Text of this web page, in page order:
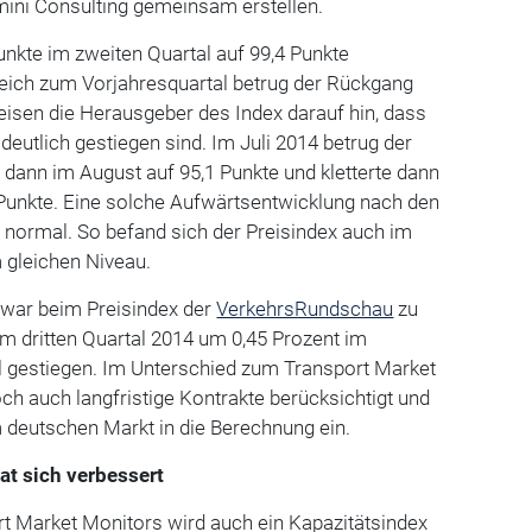
Consulting gemeinsam erstellen.
im zweiten Quartal auf 99,4 Punkte
zum Vorjahresquartal betrug der Rückgang
die Herausgeber des Index darauf hin, dass
gestiegen sind. Im Juli 2014 betrug der
im August auf 95,1 Punkte und kletterte dann
Eine solche Aufwärtsentwicklung nach den
So befand sich der Preisindex auch im
Niveau.
beim Preisindex derVerkehrsRundschau zu
dritten Quartal 2014 um 0,45 Prozent im
Im Unterschied zum Transport Market
auch langfristige Kontrakte berücksichtigt und
Markt in die Berechnung ein.
sich verbessert
Market Monitors wird auch ein Kapazitätsindex